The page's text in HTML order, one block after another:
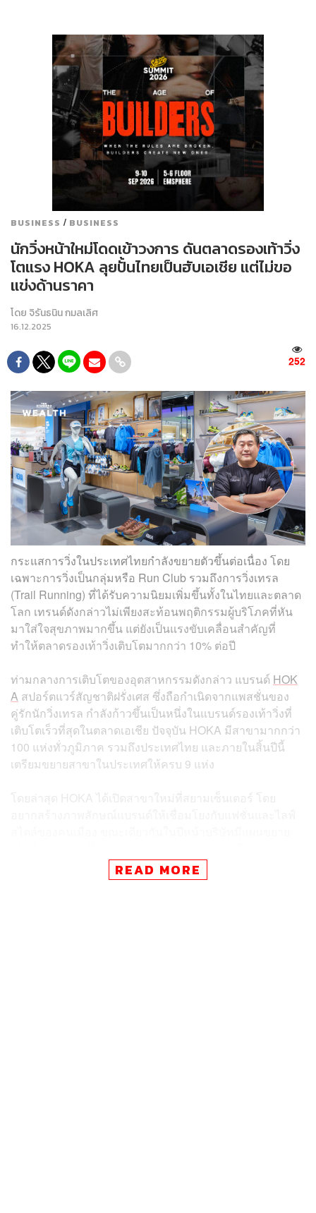
BUSINESS / BUSINESS
นักวิ่งหน้าใหม่โดดเข้าวงการ ดันตลาดรองเท้าวิ่ง
โตแรง HOKA ลุยปั้นไทยเป็นฮับเอเชีย แต่ไม่ขอ
แข่งด้านราคา
โดย จิรันธนิน กมลเลิศ
16.12.2025
252
กระแสการวิ่งในประเทศไทยกำลังขยายตัวขึ้นต่อเนื่อง โดย
เฉพาะการวิ่งเป็นกลุ่มหรือ Run Club รวมถึงการวิ่งเทรล
(Trail Running) ที่ได้รับความนิยมเพิ่มขึ้นทั้งในไทยและตลาด
โลก เทรนด์ดังกล่าวไม่เพียงสะท้อนพฤติกรรมผู้บริโภคที่หัน
มาใส่ใจสุขภาพมากขึ้น แต่ยังเป็นแรงขับเคลื่อนสำคัญที่
ทำให้ตลาดรองเท้าวิ่งเติบโตมากกว่า 10% ต่อปี
ท่ามกลางการเติบโตของอุตสาหกรรมดังกล่าว แบรนด์ HOK
A สปอร์ตแวร์สัญชาติฝรั่งเศส ซึ่งถือกำเนิดจากแพสชั่นของ
คู่รักนักวิ่งเทรล กำลังก้าวขึ้นเป็นหนึ่งในแบรนด์รองเท้าวิ่งที่
เติบโตเร็วที่สุดในตลาดเอเชีย ปัจจุบัน HOKA มีสาขามากกว่า
100 แห่งทั่วภูมิภาค รวมถึงประเทศไทย และภายในสิ้นปีนี้
เตรียมขยายสาขาในประเทศให้ครบ 9 แห่ง
โดยล่าสุด HOKA ได้เปิดสาขาใหม่ที่สยามเซ็นเตอร์ โดย
ร้านที่แตกต่างกัน เพื่อเข้าถึงกลุ่มลูกค้าที่หลากหลายขึ้น
READ MORE